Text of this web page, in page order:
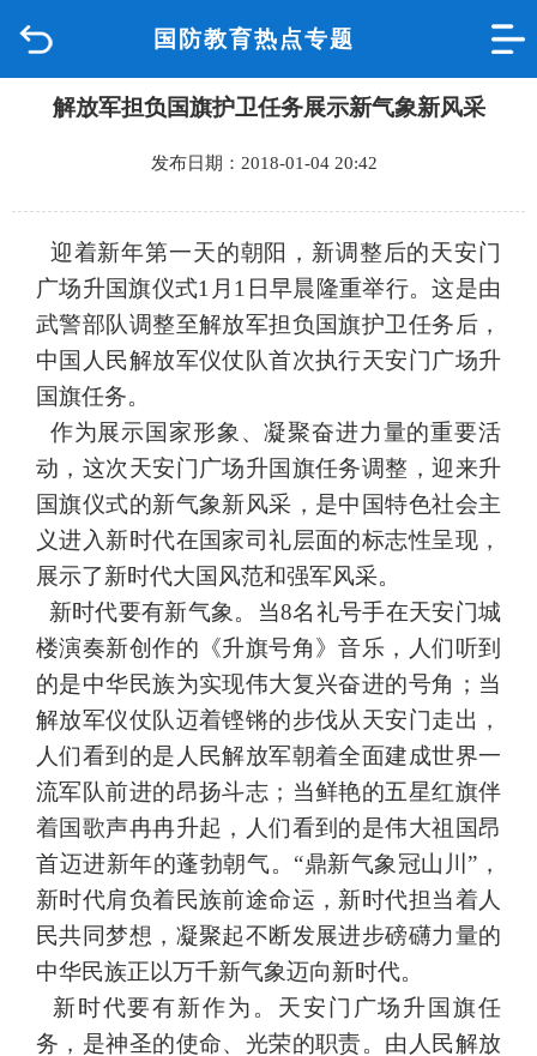
国防教育热点专题
品质城中
政府信息公开
网上办事
互动回应
数据专题
解放军担负国旗护卫任务展示新气象新风采
发布日期：2018-01-04 20:42
迎着新年第一天的朝阳，新调整后的天安门
广场升国旗仪式1月1日早晨隆重举行。这是由
武警部队调整至解放军担负国旗护卫任务后，
中国人民解放军仪仗队首次执行天安门广场升
国旗任务。
作为展示国家形象、凝聚奋进力量的重要活
动，这次天安门广场升国旗任务调整，迎来升
国旗仪式的新气象新风采，是中国特色社会主
义进入新时代在国家司礼层面的标志性呈现，
展示了新时代大国风范和强军风采。
新时代要有新气象。当8名礼号手在天安门城
楼演奏新创作的《升旗号角》音乐，人们听到
的是中华民族为实现伟大复兴奋进的号角；当
解放军仪仗队迈着铿锵的步伐从天安门走出，
人们看到的是人民解放军朝着全面建成世界一
流军队前进的昂扬斗志；当鲜艳的五星红旗伴
着国歌声冉冉升起，人们看到的是伟大祖国昂
首迈进新年的蓬勃朝气。“鼎新气象冠山川”，
新时代肩负着民族前途命运，新时代担当着人
民共同梦想，凝聚起不断发展进步磅礴力量的
中华民族正以万千新气象迈向新时代。
新时代要有新作为。天安门广场升国旗任
务，是神圣的使命、光荣的职责。由人民解放